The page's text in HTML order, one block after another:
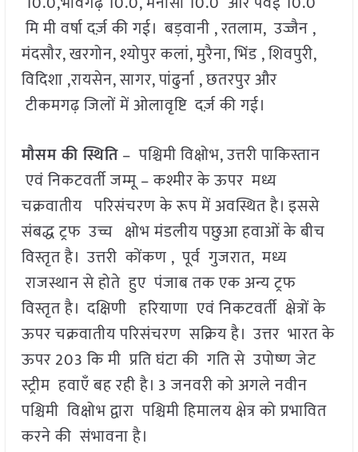
मि मी वर्षा दर्ज़ की गई। बड़वानी , रतलाम, उज्जैन ,
मंदसौर, खरगोन, श्योपुर कलां, मुरैना, भिंड , शिवपुरी,
विदिशा ,रायसेन, सागर, पांढुर्ना , छतरपुर और
टीकमगढ़ जिलों में ओलावृष्टि दर्ज़ की गई।
मौसम की स्थिति– पश्चिमी विक्षोभ, उत्तरी पाकिस्तान
एवं निकटवर्ती जम्मू – कश्मीर के ऊपर मध्य
चक्रवातीय परिसंचरण के रूप में अवस्थित है। इससे
संबद्ध ट्रफ उच्च क्षोभ मंडलीय पछुआ हवाओं के बीच
विस्तृत है। उत्तरी कोंकण , पूर्व गुजरात, मध्य
राजस्थान से होते हुए पंजाब तक एक अन्य ट्रफ
विस्तृत है। दक्षिणी हरियाणा एवं निकटवर्ती क्षेत्रों के
ऊपर चक्रवातीय परिसंचरण सक्रिय है। उत्तर भारत के
ऊपर 203 कि मी प्रति घंटा की गति से उपोष्ण जेट
स्ट्रीम हवाएँ बह रही है। 3 जनवरी को अगले नवीन
पश्चिमी विक्षोभ द्वारा पश्चिमी हिमालय क्षेत्र को प्रभावित
करने की संभावना है।